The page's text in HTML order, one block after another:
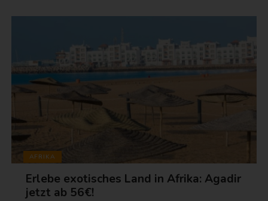
AFRIKA
Erlebe exotisches Land in Afrika: Agadir
jetzt ab 56€!